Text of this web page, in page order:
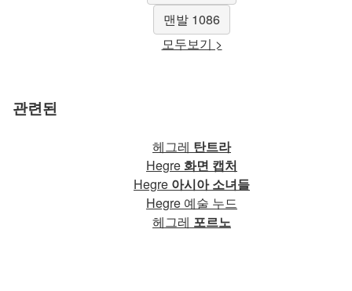
맨발 1086
모두보기 >
관련된
헤그레 탄트라
Hegre화면 캡처
Hegre 아시아 소녀들
Hegre 예술 누드
헤그레 포르노